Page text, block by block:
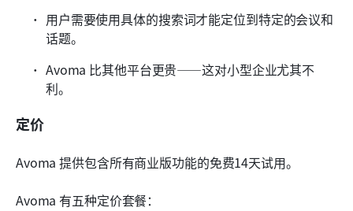
用户需要使用具体的搜索词才能定位到特定的会议和
话题。
Avoma 比其他平台更贵——这对小型企业尤其不
利。
定价
Avoma 提供包含所有商业版功能的免费14天试用。
Avoma 有五种定价套餐：